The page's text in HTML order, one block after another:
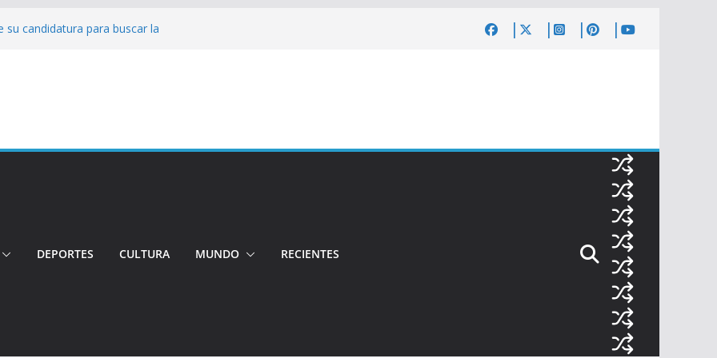
su candidatura para buscar la
Investigan crimen de un hombre en el
e incidentes marcaron la
DEPORTES CULTURA MUNDO RECIENTES